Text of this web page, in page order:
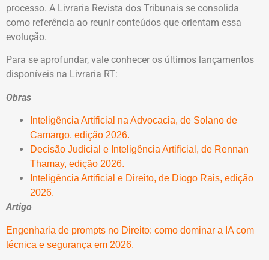
processo. A Livraria Revista dos Tribunais se consolida
como referência ao reunir conteúdos que orientam essa
evolução.
Para se aprofundar, vale conhecer os últimos lançamentos
disponíveis na Livraria RT:
Obras
Inteligência Artificial na Advocacia, de Solano de
Camargo, edição 2026.
Decisão Judicial e Inteligência Artificial, de Rennan
Thamay, edição 2026.
Inteligência Artificial e Direito, de Diogo Rais, edição
2026.
Artigo
Engenharia de prompts no Direito: como dominar a IA com
técnica e segurança em 2026.